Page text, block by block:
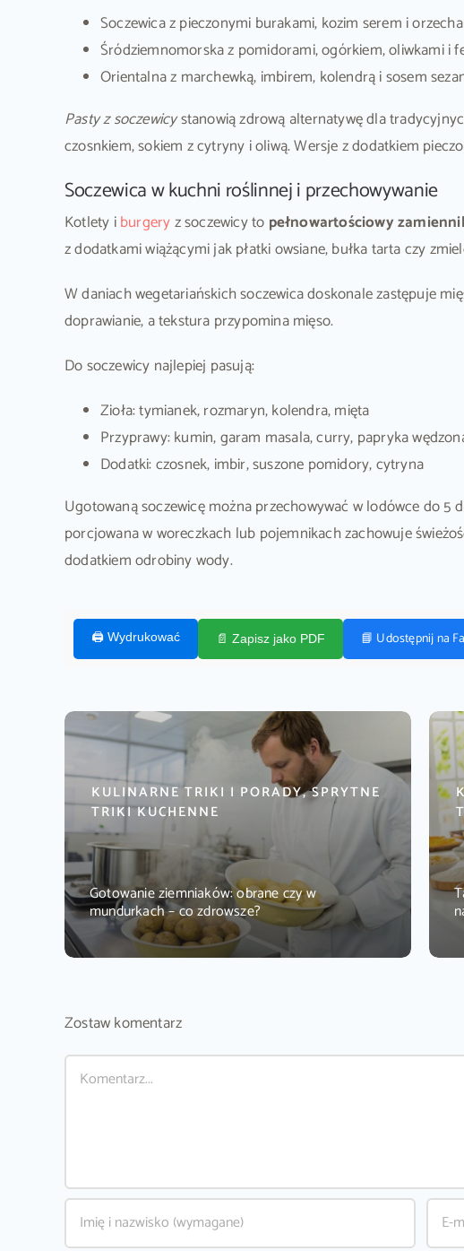
Soczewica z pieczonymi burakami, kozim serem i
Śródziemnomorska z pomidorami, ogórkiem, oliwkami i
Orientalna z marchewką, imbirem, kolendrą i sosem
Pasty z soczewicystanowią zdrową alternatywę dla
czosnkiem, sokiem z cytryny i oliwą. Wersje z dodatkiem
Soczewica w kuchni roślinnej i przechowywanie
Kotlety iburgeryz soczewicy to pełnowartościowy
z dodatkami wiążącymi jak płatki owsiane, bułka tarta czy
W daniach wegetariańskich soczewica doskonale zastępuje
doprawianie, a tekstura przypomina mięso.
Do soczewicy najlepiej pasują:
Zioła: tymianek, rozmaryn, kolendra, mięta
Przyprawy: kumin, garam masala, curry, papryka
Dodatki: czosnek, imbir, suszone pomidory, cytryna
Ugotowaną soczewicę można przechowywać w lodówce do 5
porcjowana w woreczkach lub pojemnikach zachowuje
dodatkiem odrobiny wody.
🖨️ Wydrukować 📄 Zapisz jako PDF 📘 Udostępnij na
KULINARNE TRIKI I PORADY, SPRYTNE
TRIKI KUCHENNE
Gotowanie ziemniaków: obrane czy w
mundurkach – co zdrowsze?
Zostaw komentarz
Comment